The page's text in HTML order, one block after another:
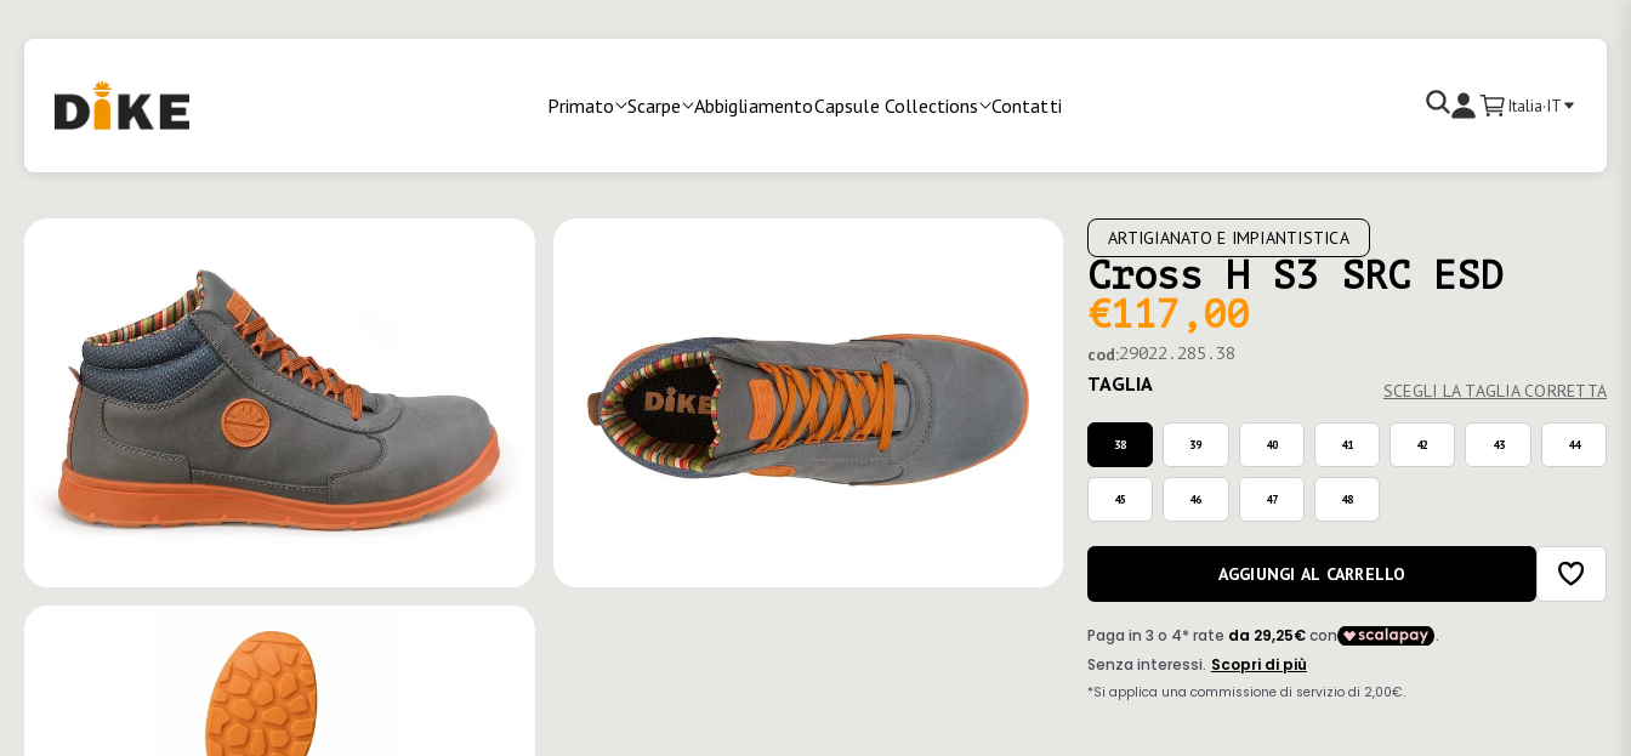
Primato Scarpe AbbigliamentoCapsule Collections Contatti Cerca
AccediCarrello
Italia·IT
ARTIGIANATO E IMPIANTISTICA
Cross H S3 SRC ESD
€117,00
cod:29022.285.38
TAGLIA SCEGLI LA TAGLIA CORRETTA
38 39 40 41 42 43 44
45 46 47 48
AGGIUNGI AL CARRELLO